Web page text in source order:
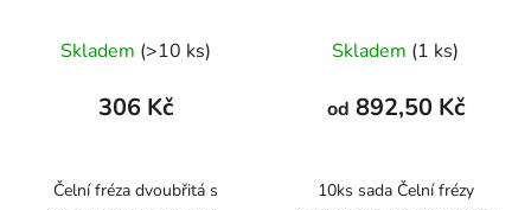
Skladem (>10 ks)
306 Kč
Čelní fréza dvoubřitá s
Skladem (1 ks)
od 892,50 Kč
10ks sada Čelní frézy